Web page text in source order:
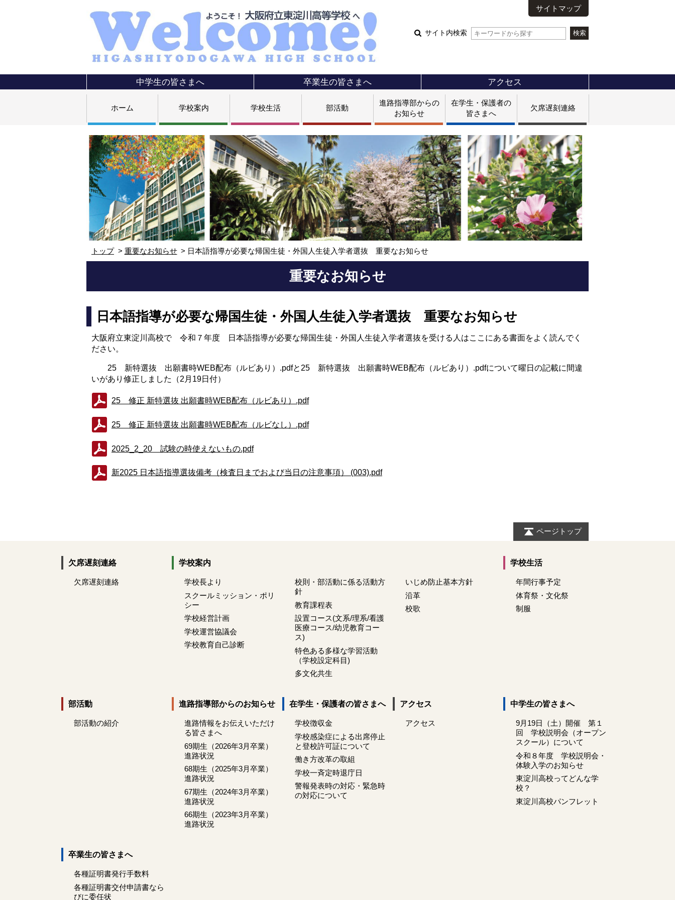
サイトマップ
サイト内検索
中学生の皆さまへ 卒業生の皆さまへ アクセス
ホーム 学校案内 学校生活 部活動
進路指導部からの
お知らせ
在学生・保護者の
皆さまへ
欠席遅刻連絡
トップ 重要なお知らせ 日本語指導が必要な帰国生徒・外国人生徒入学者選抜 重要なお知らせ
重要なお知らせ
日本語指導が必要な帰国生徒・外国人生徒入学者選抜 重要なお知らせ
大阪府立東淀川高校で 令和７年度 日本語指導が必要な帰国生徒・外国人生徒入学者選抜を受ける人はここにある書面をよく読んでく
ださい。
25 新特選抜 出願書時WEB配布（ルビあり）.pdfと25 新特選抜 出願書時WEB配布（ルビあり）.pdfについて曜日の記載に間違
いがあり修正しました（2月19日付）
25 修正 新特選抜 出願書時WEB配布（ルビあり）.pdf
25 修正 新特選抜 出願書時WEB配布（ルビなし）.pdf
2025_2_20 試験の時使えないもの.pdf
新2025 日本語指導選抜備考（検査日までおよび当日の注意事項） (003).pdf
ページトップ
欠席遅刻連絡
欠席遅刻連絡
学校案内
学校長より
スクールミッション・ポリ
シー
学校経営計画
学校運営協議会
学校教育自己診断
校則・部活動に係る活動方
針
教育課程表
設置コース(文系/理系/看護
医療コース/幼児教育コー
ス)
特色ある多様な学習活動
（学校設定科目)
多文化共生
いじめ防止基本方針
沿革
校歌
学校生活
年間行事予定
体育祭・文化祭
制服
部活動
部活動の紹介
進路指導部からのお知らせ
進路情報をお伝えいただけ
る皆さまへ
69期生（2026年3月卒業）
進路状況
68期生（2025年3月卒業）
進路状況
67期生（2024年3月卒業）
進路状況
66期生（2023年3月卒業）
進路状況
在学生・保護者の皆さまへ
学校徴収金
学校感染症による出席停止
と登校許可証について
働き方改革の取組
学校一斉定時退庁日
警報発表時の対応・緊急時
の対応について
アクセス
アクセス
中学生の皆さまへ
9月19日（土）開催 第１
回 学校説明会（オープン
スクール）について
令和８年度 学校説明会・
体験入学のお知らせ
東淀川高校ってどんな学
校？
東淀川高校パンフレット
卒業生の皆さまへ
各種証明書発行手数料
各種証明書交付申請書なら
びに委任状